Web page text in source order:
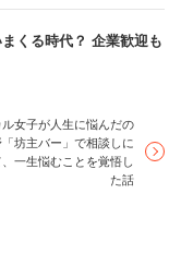
くる時代？ 企業歓迎も
女子が人生に悩んだの
坊主バー」で相談しに
一生悩むことを覚悟し
た話